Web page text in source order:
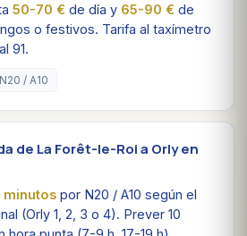
50-70 € de día y 65-90 € de
o festivos. Tarifa al taxímetro
91.
/ A10
de La Forêt-le-Roi a Orly en
minutos por N20 / A10 según el
(Orly 1, 2, 3 o 4). Prever 10